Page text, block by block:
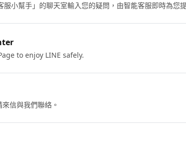
服小幫手」的聊天室輸入您的疑問，由智能客服即時為您
to enjoy LINE safely.
信與我們聯絡。